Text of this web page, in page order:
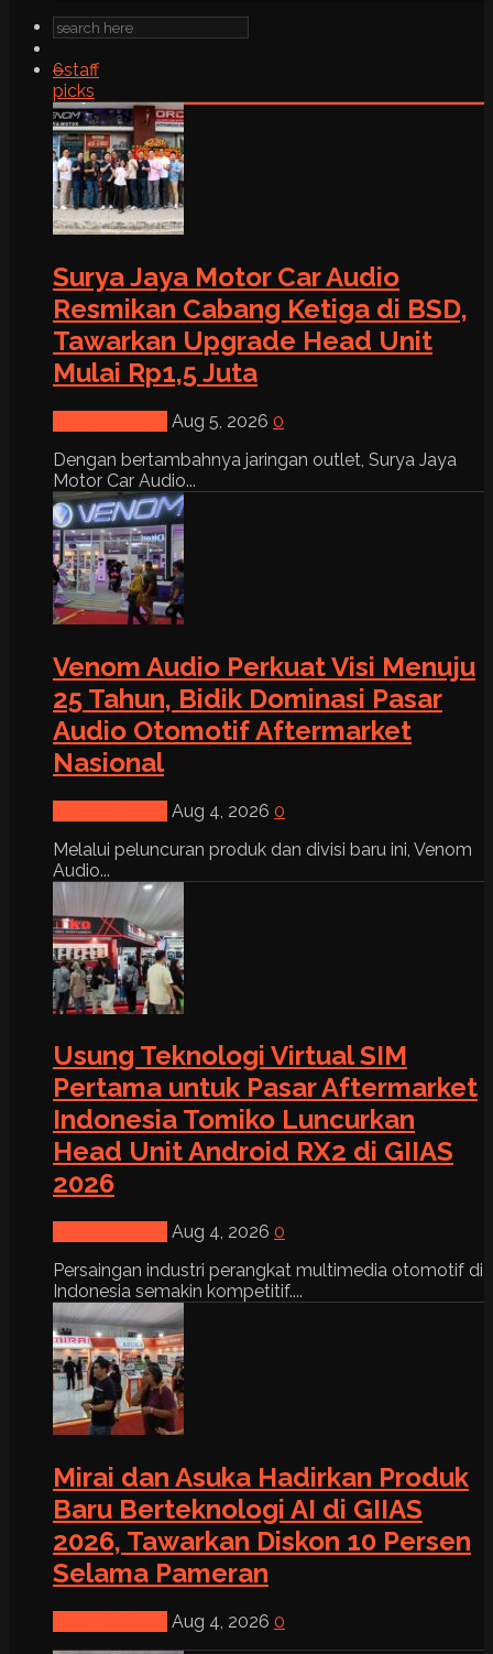
6staff
picks
Surya Jaya Motor Car Audio
Resmikan Cabang Ketiga di BSD,
Tawarkan Upgrade Head Unit
Mulai Rp1,5 Juta
Aug 5, 2026 0
Dengan bertambahnya jaringan outlet, Surya Jaya
Motor Car Audio...
Venom Audio Perkuat Visi Menuju
25 Tahun, Bidik Dominasi Pasar
Audio Otomotif Aftermarket
Nasional
Aug 4, 2026 0
Melalui peluncuran produk dan divisi baru ini, Venom
Audio...
Usung Teknologi Virtual SIM
Pertama untuk Pasar Aftermarket
Indonesia Tomiko Luncurkan
Head Unit Android RX2 di GIIAS
2026
Aug 4, 2026 0
Persaingan industri perangkat multimedia otomotif di
Indonesia semakin kompetitif....
Mirai dan Asuka Hadirkan Produk
Baru Berteknologi AI di GIIAS
2026, Tawarkan Diskon 10 Persen
Selama Pameran
Aug 4, 2026 0